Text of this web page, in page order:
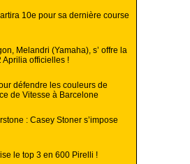
10e pour sa dernière course
Melandri (Yamaha), s’ offre la
Aprilia officielles !
défendre les couleurs de
de Vitesse à Barcelone
: Casey Stoner s’impose
le top 3 en 600 Pirelli !